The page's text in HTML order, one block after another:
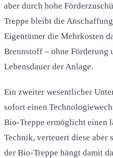
aber durch hohe
Treppe bleibt die
Eigentümer die Mehrkosten
Brennstoff – ohne Förderung
Lebensdauer der Anlage.
Ein zweiter wesentlicher
sofort einen
Bio-Treppe ermöglicht einen
Technik, verteuert diese
der Bio-Treppe hängt damit